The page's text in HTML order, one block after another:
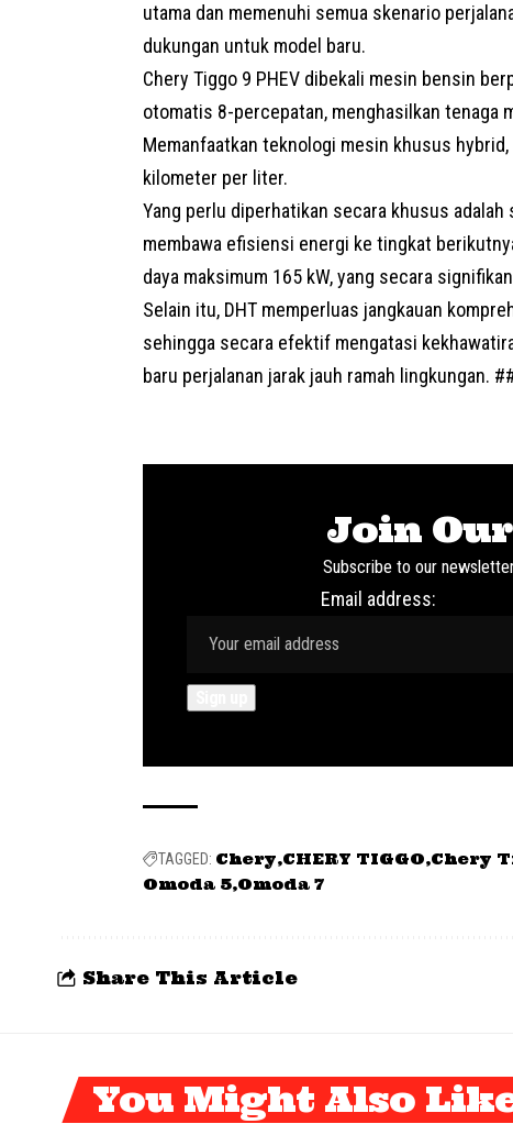
utama dan memenuhi semua skenario
dukungan untuk model baru.
Chery Tiggo 9 PHEV dibekali mesin bensin
otomatis 8-percepatan, menghasilkan tenaga
Memanfaatkan teknologi mesin khusus
kilometer per liter.
Yang perlu diperhatikan secara khusus adalah
membawa efisiensi energi ke tingkat
daya maksimum 165 kW, yang secara
Selain itu, DHT memperluas jangkauan
sehingga secara efektif mengatasi
baru perjalanan jarak jauh ramah lingkungan.
Join
Subscribe to our
Email address:
TAGGED: Chery CHERY TIGGO Chery
Omoda 5 Omoda 7
Share This Article
You Might Also